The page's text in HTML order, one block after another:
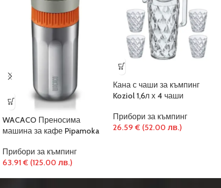
WACACO Преносима
машина за кафе Pipamoka
Прибори за къмпинг
63.91€ (125.00 лв.)
Кана с чаши за къмпинг
Koziol 1,6л х 4 чаши
Прибори за къмпинг
26.59€ (52.00 лв.)